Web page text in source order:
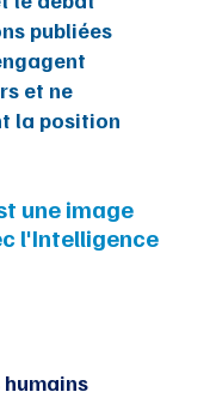
publiées
et ne
la position
une image
l'Intelligence